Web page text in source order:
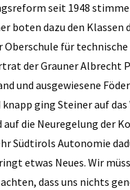
seit 1948
boten dazu den Klassen
Oberschule für
der Grauner Albrecht
und ausgewiesene
ging Steiner auf das
auf die Neuregelung der
Südtirols Autonomie
etwas Neues. Wir
dass uns nichts